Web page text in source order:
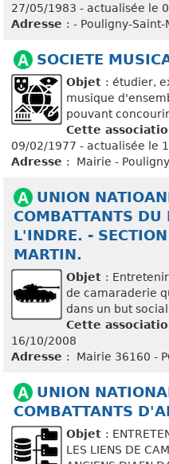
27/05/1983 - actualisée le
Adresse : - Pouligny-
SOCIETE
Objet : étudier,
musique
pouvant
Cette
09/02/1977 - actualisée le
Adresse : Mairie -
UNION
COMBATTANTS DU
L'INDRE. -
MARTIN.
Objet :
de camaraderie
dans un but
Cette
16/10/2008
Adresse : Mairie 36160 -
UNION
COMBATTANTS
Objet :
LES LIENS DE